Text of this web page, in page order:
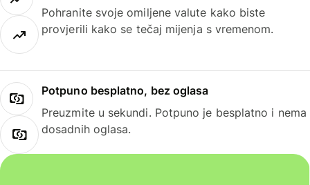
Pohranite svoje omiljene valute kako biste
provjerili kako se tečaj mijenja s vremenom.
Potpuno besplatno, bez oglasa
Preuzmite u sekundi. Potpuno je besplatno i nema
dosadnih oglasa.